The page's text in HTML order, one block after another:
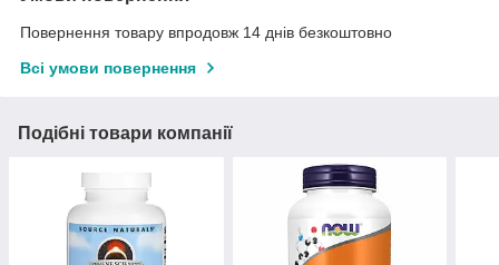
Повернення товару впродовж 14 днів безкоштовно
Всі умови повернення
Подібні товари компанії